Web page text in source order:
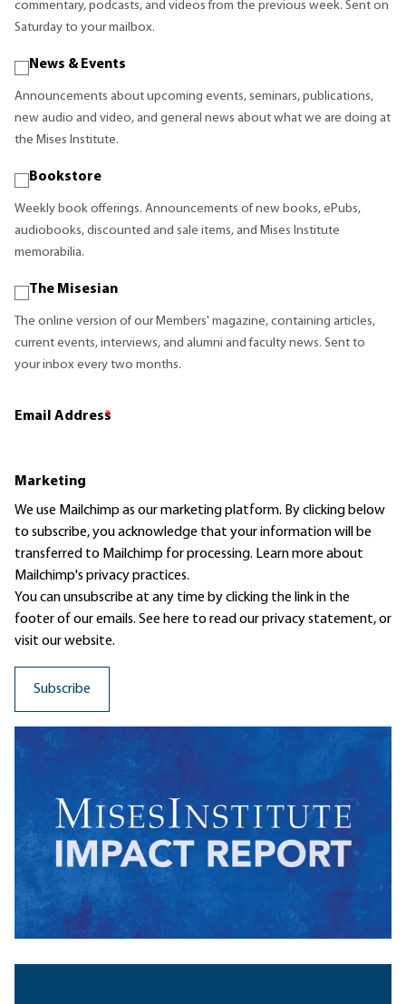
commentary, podcasts, and videos from the previous week. Sent on
Saturday to your mailbox.
News & Events
Announcements about upcoming events, seminars, publications,
new audio and video, and general news about what we are doing at
the Mises Institute.
Bookstore
Weekly book offerings. Announcements of new books, ePubs,
audiobooks, discounted and sale items, and Mises Institute
memorabilia.
The Misesian
The online version of our Members' magazine, containing articles,
current events, interviews, and alumni and faculty news. Sent to
your inbox every two months.
Email Address
*
Marketing
We use Mailchimp as our marketing platform. By clicking below
to subscribe, you acknowledge that your information will be
transferred to Mailchimp for processing. Learn moreabout
Mailchimp's privacy practices.
You can unsubscribe at any time by clicking the link in the
footer of our emails. See here to read ourprivacy statement, or
visit our website.